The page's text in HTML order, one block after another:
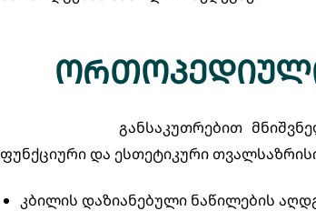
განსაკუთრებით
ფუნქციური და ესთეტიკური
კბილის დაზიანებული ნაწილების